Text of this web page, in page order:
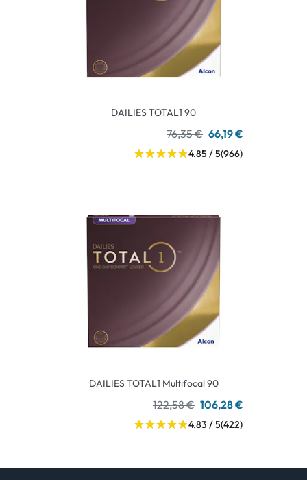
DAILIES TOTAL1 90
76,35 € 66,19 €
4.85 / 5(966)
DAILIES TOTAL1 Multifocal 90
122,58 € 106,28 €
4.83 / 5(422)